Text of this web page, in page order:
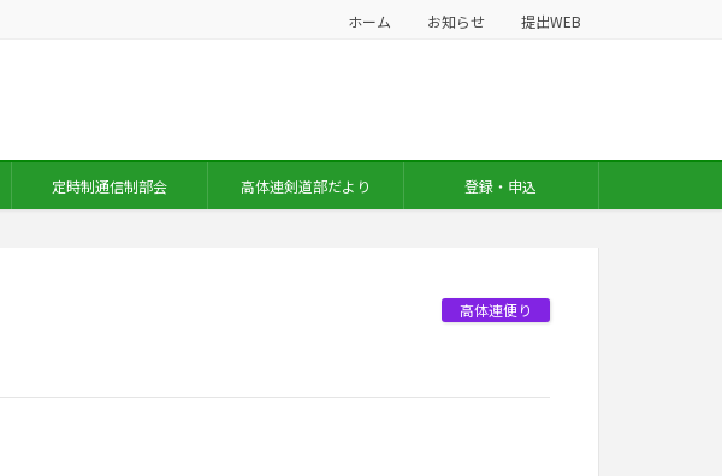
ホーム お知らせ 提出WEB
定時制通信制部会 高体連剣道部だより 登録・申込
高体連便り